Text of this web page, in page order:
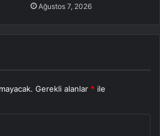
Ağustos 7, 2026
Gerekli alanlar * ile